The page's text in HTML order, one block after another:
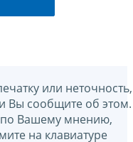
или неточность,
Вы сообщите об этом.
по Вашему мнению,
на клавиатуре